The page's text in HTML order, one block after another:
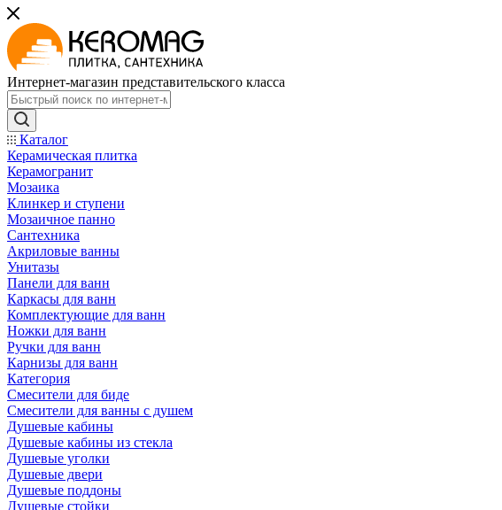
Интернет-магазин представительского класса
Каталог
Керамическая плитка
Керамогранит
Мозаика
Клинкер и ступени
Мозаичное панно
Сантехника
Акриловые ванны
Унитазы
Панели для ванн
Каркасы для ванн
Комплектующие для ванн
Ножки для ванн
Ручки для ванн
Карнизы для ванн
Категория
Смесители для биде
Смесители для ванны с душем
Душевые кабины
Душевые кабины из стекла
Душевые уголки
Душевые двери
Душевые поддоны
Душевые стойки